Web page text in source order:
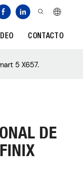
CONTACTO
5 X657.
DE